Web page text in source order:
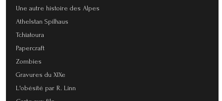
Une autre histoire des Alpes
Athelstan Spilhaus
Tchiatoura
Papercraft
Zombies
Gravures du XIXe
L'obésité par R. Linn